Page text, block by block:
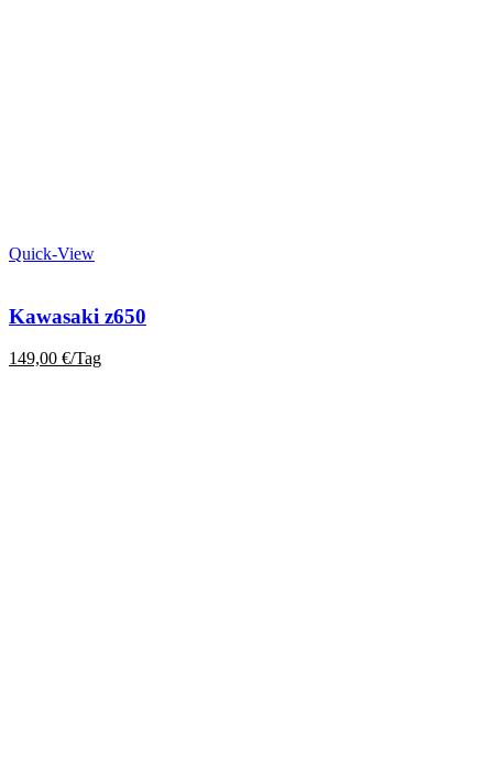
Quick-View
Kawasaki z650
149,00 €/Tag